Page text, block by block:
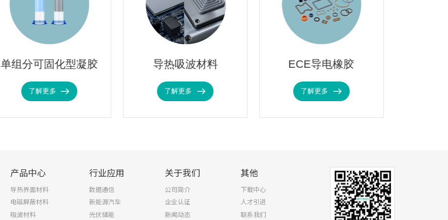
单组分可固化型凝胶
了解更多
导热吸波材料
了解更多
ECE导电橡胶
了解更多
产品中心
导热界面材料
电磁屏蔽材料
吸波材料
行业应用
数据通信
新能源汽车
光伏储能
关于我们
公司简介
企业认证
新闻动态
其他
下载中心
人才引进
联系我们